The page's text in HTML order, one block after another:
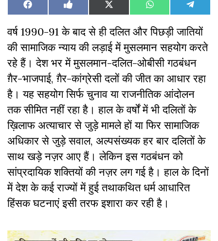
Share
on
Facebook Share
on
Like
on
Facebook
Share
on
X
(Twitter)
Share
on
WhatsAppShare
on
वर्ष 1990-91 के बाद से ही दलित और पिछड़ी जातियों
की सामाजिक न्याय की लड़ाई में मुसलमान सहयोग करते
रहे हैं। देश भर में मुसलमान-दलित-ओबीसी गठबंधन
ग़ैर-भाजपाई, ग़ैर-कांग्रेसी दलों की जीत का आधार रहा
है। यह सहयोग सिर्फ चुनाव या राजनीतिक आंदोलन
तक सीमित नहीं रहा है। हाल के वर्षों में भी दलितों के
ख़िलाफ अत्याचार से जुड़े मामले हों या फिर सामाजिक
अधिकार से जुड़े सवाल, अल्पसंख्यक हर बार दलितों के
साथ खड़े नज़र आए हैं। लेकिन इस गठबंधन को
सांप्रदायिक शक्तियों की नज़र लग गई है। हाल के दिनों
में देश के कई राज्यों में हुई तथाकथित धर्म आधारित
हिंसक घटनाएं इसी तरफ इशारा कर रही है।